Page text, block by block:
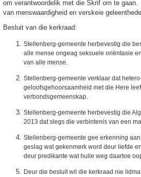
om verantwoordelik met die Skrif om te
van menswaardigheid en verskeie
Besluit van die kerkraad:
Stellenberg-gemeente herbevestig die
alle mense ongeag seksuele oriëntasie
van alle mense.
Stellenberg-gemeente verklaar dat
geloofsgehoorsaamheid met die Here
verbondsgemeenskap.
Stellenberg-gemeente herbevestig die
2013 dat slegs die verbintenis van een
Stellenberg-gemeente gee erkenning
geslag wat gekenmerk word deur liefde
deur predikante wat hulle weg daartoe
Deur die besluit wil die kerkraad nie